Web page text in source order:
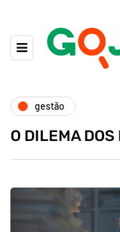
gestão
O DILEMA